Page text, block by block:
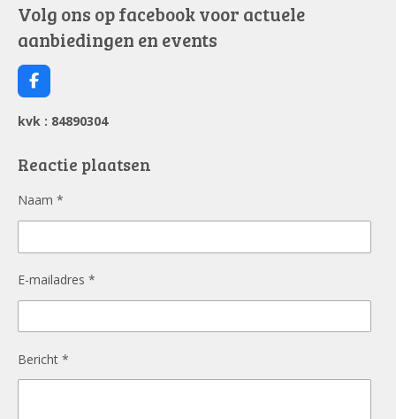
Volg ons op facebook voor actuele
aanbiedingen en events
F
a
c
e
o
kvk : 84890304
Reactie plaatsen
Naam *
E-mailadres *
Bericht *